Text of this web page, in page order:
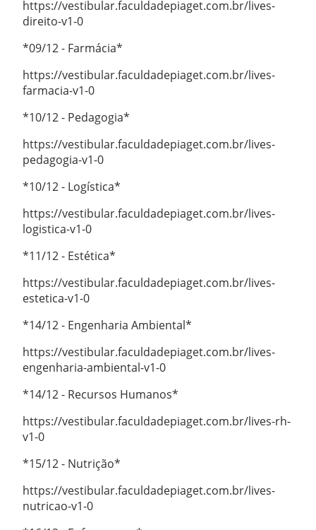
https://vestibular.faculdadepiaget.com.br/lives-
direito-v1-0
*09/12 - Farmácia*
https://vestibular.faculdadepiaget.com.br/lives-
farmacia-v1-0
*10/12 - Pedagogia*
https://vestibular.faculdadepiaget.com.br/lives-
pedagogia-v1-0
*10/12 - Logística*
https://vestibular.faculdadepiaget.com.br/lives-
logistica-v1-0
*11/12 - Estética*
https://vestibular.faculdadepiaget.com.br/lives-
estetica-v1-0
*14/12 - Engenharia Ambiental*
https://vestibular.faculdadepiaget.com.br/lives-
engenharia-ambiental-v1-0
*14/12 - Recursos Humanos*
https://vestibular.faculdadepiaget.com.br/lives-rh-
v1-0
*15/12 - Nutrição*
https://vestibular.faculdadepiaget.com.br/lives-
nutricao-v1-0